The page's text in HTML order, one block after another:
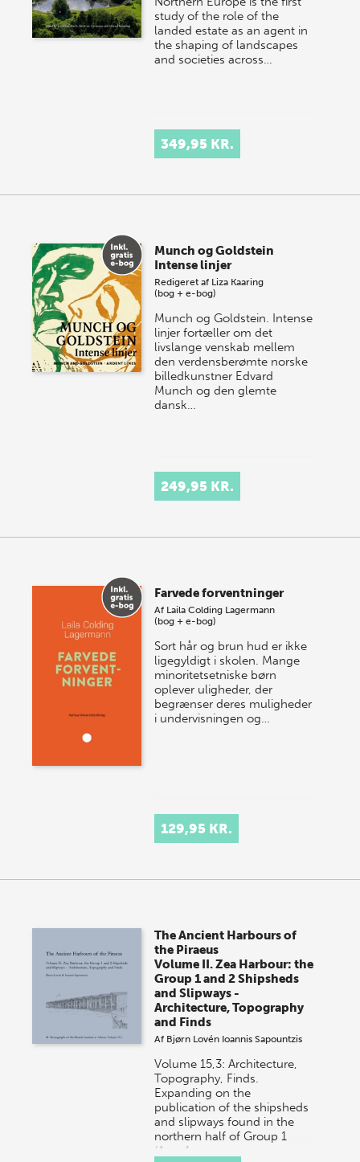
study of the role of the
landed estate as an agent in
the shaping of landscapes
and societies across…
349,95 KR.
Munch og Goldstein
Intense linjer
Redigeret af Liza Kaaring
(bog + e-bog)
Munch og Goldstein. Intense
linjer fortæller om det
livslange venskab mellem
den verdensberømte norske
billedkunstner Edvard
Munch og den glemte
dansk…
249,95 KR.
Farvede forventninger
Af Laila Colding Lagermann
(bog + e-bog)
Sort hår og brun hud er ikke
ligegyldigt i skolen. Mange
minoritetsetniske børn
oplever uligheder, der
begrænser deres muligheder
i undervisningen og…
129,95 KR.
The Ancient Harbours of
the Piraeus
Volume II. Zea Harbour: the
Group 1 and 2 Shipsheds
and Slipways -
Architecture, Topography
and Finds
Af Bjørn Lovén Ioannis Sapountzis
Volume 15,3: Architecture,
Topography, Finds.
Expanding on the
publication of the shipsheds
and slipways found in the
northern half of Group 1
(Area 1…